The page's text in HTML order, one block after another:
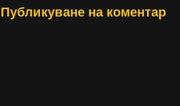
Публикуване на коментар